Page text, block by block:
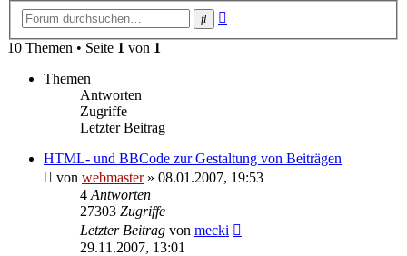
Suche
10 Themen • Seite 1 von 1
Themen
Antworten
Zugriffe
Letzter Beitrag
HTML- und BBCode zur Gestaltung von Beiträgen
von webmaster» 08.01.2007, 19:53
4 Antworten
27303 Zugriffe
Letzter Beitrag von mecki
29.11.2007, 13:01